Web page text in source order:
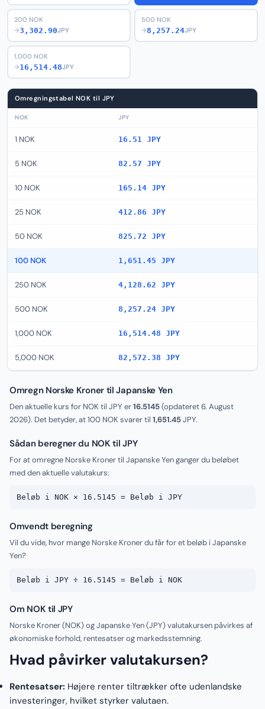
200 NOK
→3,302.90JPY
500 NOK
→8,257.24JPY
1,000 NOK
→16,514.48JPY
Omregningstabel NOK til JPY
NOK JPY
1 NOK 16.51 JPY
5 NOK 82.57 JPY
10 NOK 165.14 JPY
25 NOK 412.86 JPY
50 NOK 825.72 JPY
100 NOK 1,651.45 JPY
250 NOK 4,128.62 JPY
500 NOK 8,257.24 JPY
1,000 NOK 16,514.48 JPY
5,000 NOK 82,572.38 JPY
Omregn Norske Kroner til Japanske Yen
Den aktuelle kurs for NOK til JPY er16.5145(opdateret6. August
2026). Det betyder, at 100 NOK svarer til 1,651.45JPY.
Sådan beregner du NOK til JPY
For at omregne Norske Kroner til Japanske Yen ganger du beløbet
med den aktuelle valutakurs:
Beløb i NOK × 16.5145 = Beløb i JPY
Omvendt beregning
Vil du vide, hvor mange Norske Kroner du får for et beløb i Japanske
Yen?
Beløb i JPY ÷ 16.5145 = Beløb i NOK
Om NOK til JPY
Norske Kroner (NOK) og Japanske Yen (JPY) valutakursen påvirkes af
økonomiske forhold, rentesatser og markedsstemning.
Hvad påvirker valutakursen?
Rentesatser: Højere renter tiltrækker ofte udenlandske
investeringer, hvilket styrker valutaen.